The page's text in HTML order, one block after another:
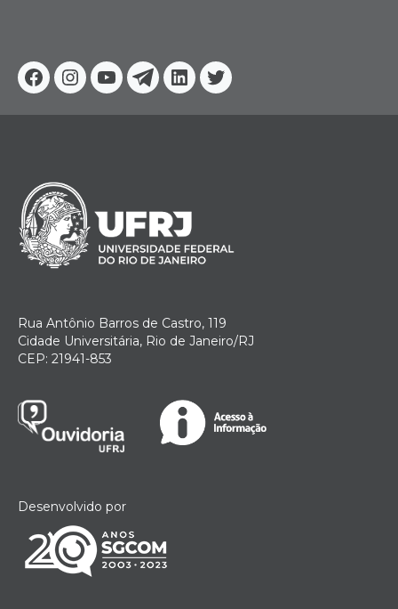
Facebook
Instagram
YoutubeTelegram
Linkedin
Twitter
Rua Antônio Barros de Castro, 119
Cidade Universitária, Rio de Janeiro/RJ
CEP: 21941-853
Desenvolvido por